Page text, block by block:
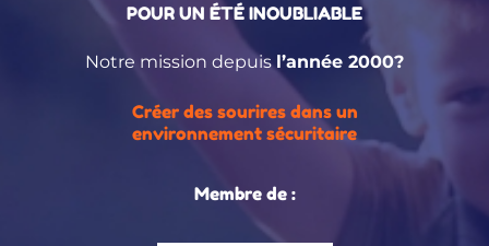
POUR UN ÉTÉ INOUBLIABLE
Notre mission depuis l’année 2000?
Créer des sourires dans un
environnement sécuritaire
Membre de :